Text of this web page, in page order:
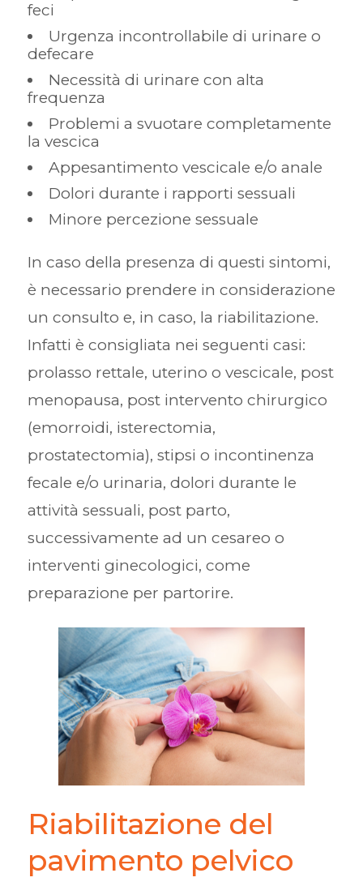
feci
Urgenza incontrollabile di urinare o
defecare
Necessità di urinare con alta
frequenza
Problemi a svuotare completamente
la vescica
Appesantimento vescicale e/o anale
Dolori durante i rapporti sessuali
Minore percezione sessuale
In caso della presenza di questi sintomi,
è necessario prendere in considerazione
un consulto e, in caso, la riabilitazione.
Infatti è consigliata nei seguenti casi:
prolasso rettale, uterino o vescicale, post
menopausa, post intervento chirurgico
(emorroidi, isterectomia,
prostatectomia), stipsi o incontinenza
fecale e/o urinaria, dolori durante le
attività sessuali, post parto,
successivamente ad un cesareo o
interventi ginecologici, come
preparazione per partorire.
Riabilitazione del
pavimento pelvico